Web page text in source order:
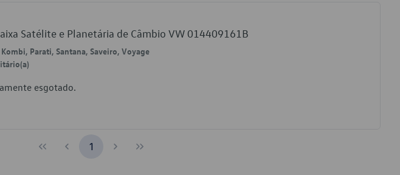
Satélite e Planetária de Câmbio VW 014409161B
Parati, Santana, Saveiro, Voyage
esgotado.
1